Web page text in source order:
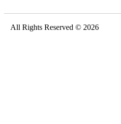
All Rights Reserved © 2026